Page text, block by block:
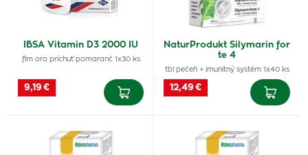
IBSA Vitamin D3 2000 IU
flm oro príchuť pomaranč 1x30 ks
9,19 €
NaturProdukt Silymarin for
te 4
tbl pečeň + imunitný systém 1x40 ks
12,49 €